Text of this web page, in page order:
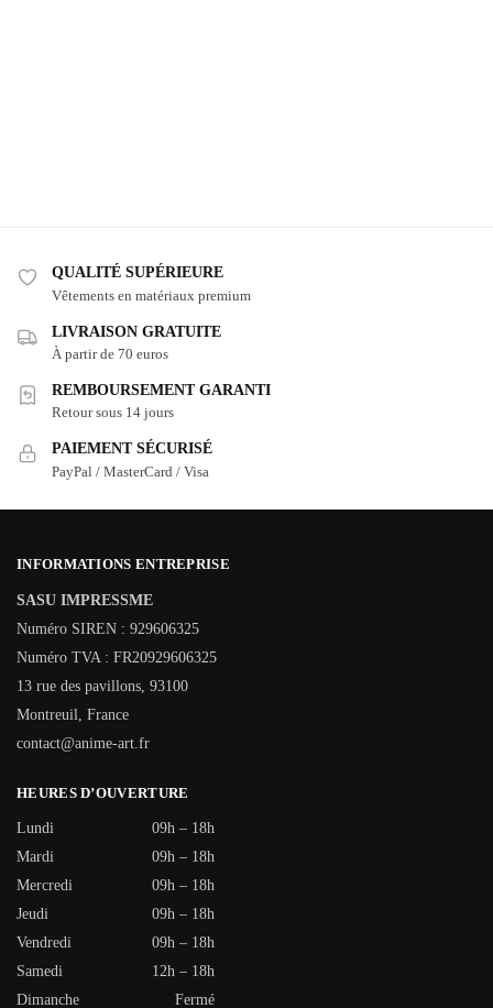
QUALITÉ SUPÉRIEURE
Vêtements en matériaux premium
LIVRAISON GRATUITE
À partir de 70 euros
REMBOURSEMENT GARANTI
Retour sous 14 jours
PAIEMENT SÉCURISÉ
PayPal / MasterCard / Visa
INFORMATIONS ENTREPRISE
SASU IMPRESSME
Numéro SIREN : 929606325
Numéro TVA : FR20929606325
13 rue des pavillons, 93100
Montreuil, France
contact@anime-art.fr
HEURES D’OUVERTURE
Lundi
09h – 18h
Mardi
09h – 18h
Mercredi
09h – 18h
Jeudi
09h – 18h
Vendredi
09h – 18h
Samedi
12h – 18h
Dimanche
Fermé